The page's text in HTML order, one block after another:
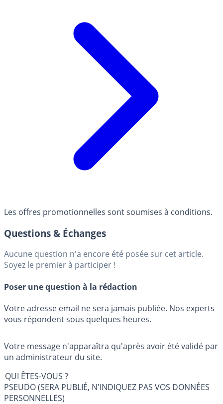
Les offres promotionnelles sont soumises à conditions.
Questions & Échanges
Aucune question n'a encore été posée sur cet article.
Soyez le premier à participer !
Poser une question à la rédaction
Votre adresse email ne sera jamais publiée. Nos experts
vous répondent sous quelques heures.
Votre message n'apparaîtra qu'après avoir été validé par
un administrateur du site.
QUI ÊTES-VOUS ?
PSEUDO (SERA PUBLIÉ, N'INDIQUEZ PAS VOS DONNÉES
PERSONNELLES)